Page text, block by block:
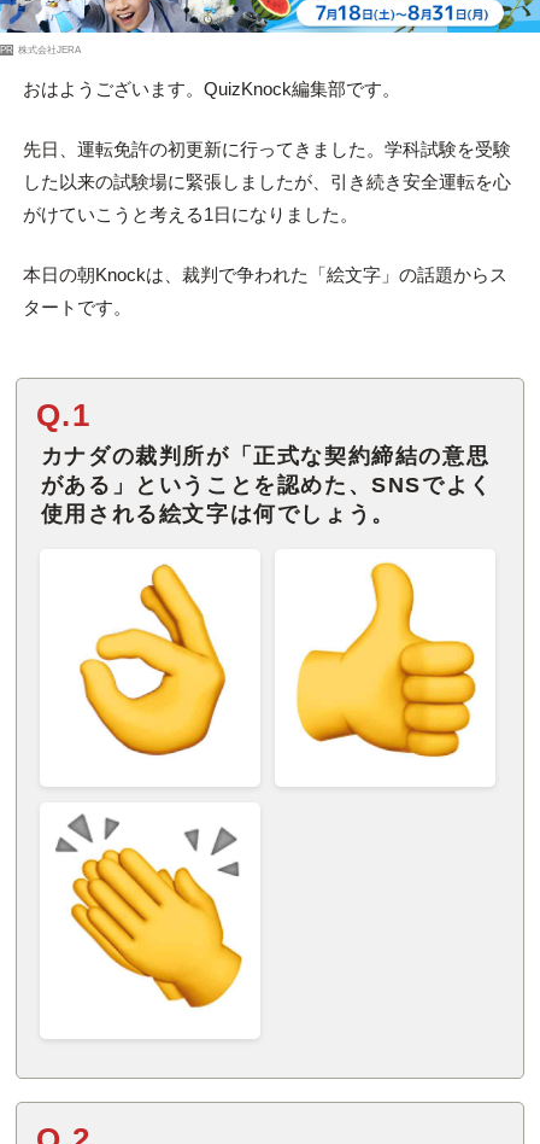
PR 株式会社JERA
おはようございます。QuizKnock編集部です。
先日、運転免許の初更新に行ってきました。学科試験を受験
した以来の試験場に緊張しましたが、引き続き安全運転を心
がけていこうと考える1日になりました。
本日の朝Knockは、裁判で争われた「絵文字」の話題からス
タートです。
Q.1
カナダの裁判所が「正式な契約締結の意思
がある」ということを認めた、SNSでよく
使用される絵文字は何でしょう。